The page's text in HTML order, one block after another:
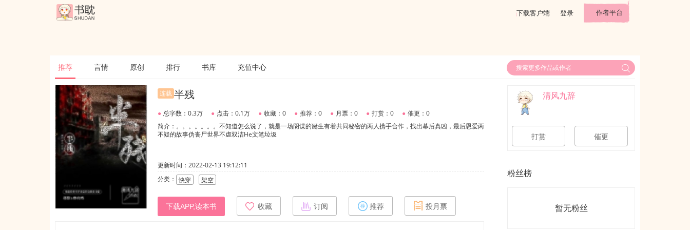
下载客户端 登录 作者平台
推荐 言情 原创 排行 书库 充值中心
连载 半残
● 总字数：0.3万 ● 点击：0.1万 ● 收藏：0 ● 推荐：0 ● 月票：0 ● 打赏：0 ● 催更：0
简介：。。。。。。。不知道怎么说了，就是一场阴谋的诞生有着共同秘密的两人携手合作，找出幕后真凶，最后恩爱两
不疑的故事伪丧尸世界不虐双洁He文笔垃圾
更新时间：2022-02-13 19:12:11
分类： 快穿 架空
下载APP,读本书 收藏 订阅 推荐 投月票
清风九辞
打赏 催更
粉丝榜
暂无粉丝